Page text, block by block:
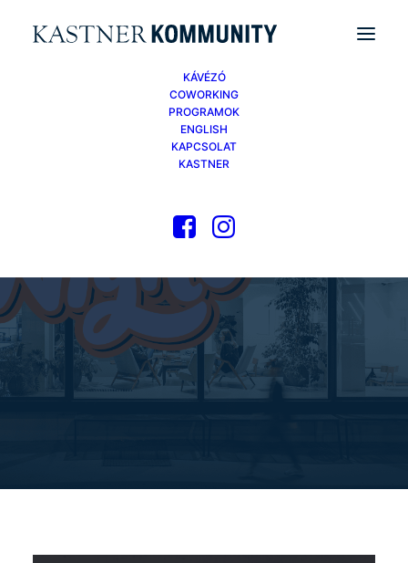
KÁVÉZÓ
COWORKING
PROGRAMOK
ENGLISH
KAPCSOLAT
KASTNER